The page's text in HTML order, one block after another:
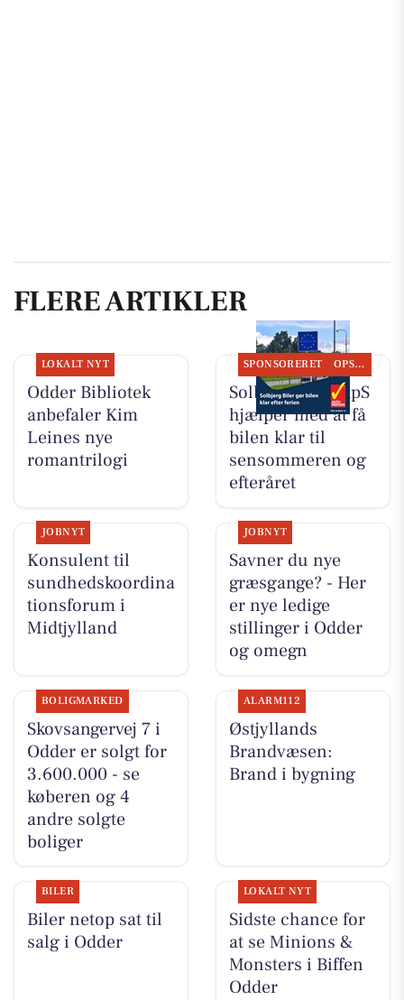
FLERE ARTIKLER
LOKALT NYT
Odder Bibliotek
anbefaler Kim
Leines nye
romantrilogi
SPONSORERET OPSLAGSTAVLEN
Solbjerg Biler ApS
hjælper med at få
bilen klar til
sensommeren og
efteråret
JOBNYT
Konsulent til
sundhedskoordina
tionsforum i
Midtjylland
JOBNYT
Savner du nye
græsgange? - Her
er nye ledige
stillinger i Odder
og omegn
BOLIGMARKED
Skovsangervej 7 i
Odder er solgt for
3.600.000 - se
køberen og 4
andre solgte
boliger
ALARM112
Østjyllands
Brandvæsen:
Brand i bygning
BILER
Biler netop sat til
salg i Odder
LOKALT NYT
Sidste chance for
at se Minions &
Monsters i Biffen
Odder